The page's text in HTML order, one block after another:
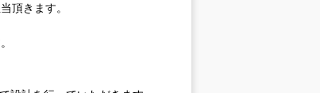
頂きます。